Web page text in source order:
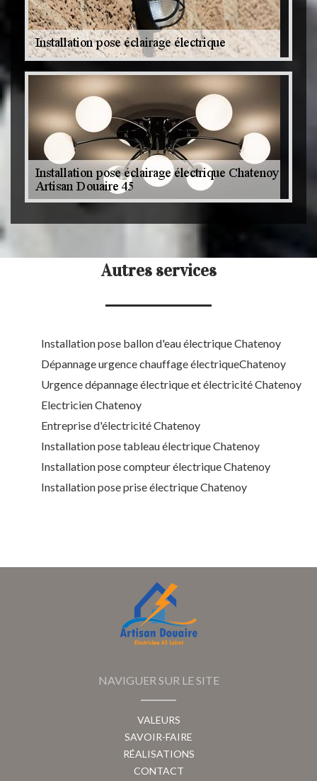
Autres services
Installation pose ballon d'eau électrique Chatenoy
Dépannage urgence chauffage électriqueChatenoy
Urgence dépannage électrique et électricité Chatenoy
Electricien Chatenoy
Entreprise d'électricité Chatenoy
Installation pose tableau électrique Chatenoy
Installation pose compteur électrique Chatenoy
Installation pose prise électrique Chatenoy
NAVIGUER SUR LE SITE
VALEURS
SAVOIR-FAIRE
RÉALISATIONS
CONTACT